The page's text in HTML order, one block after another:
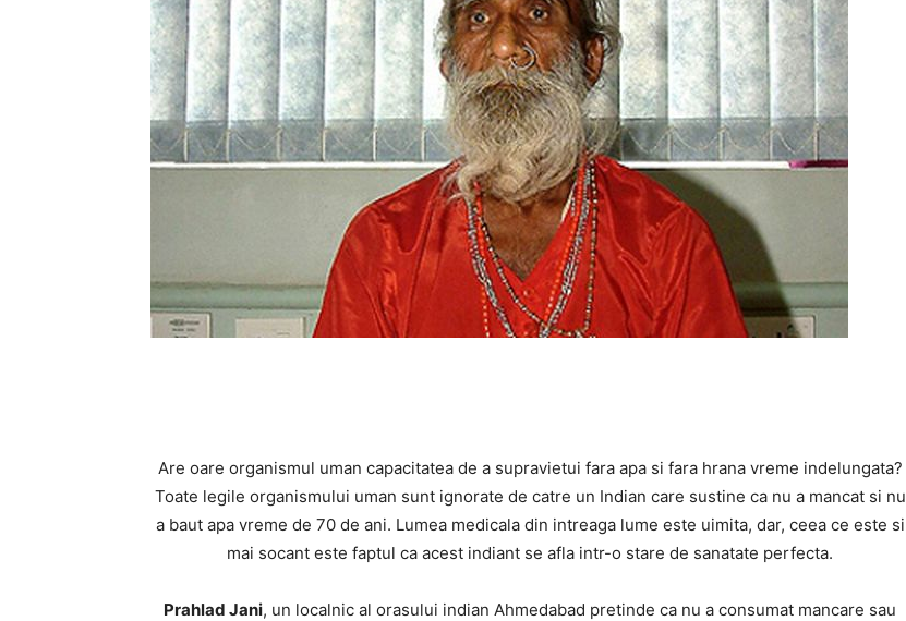
Are oare organismul uman capacitatea de a supravietui fara apa si fara hrana vreme indelungata?
Toate legile organismului uman sunt ignorate de catre un Indian care sustine ca nu a mancat si nu
a baut apa vreme de 70 de ani. Lumea medicala din intreaga lume este uimita, dar, ceea ce este si
mai socant este faptul ca acest indiant se afla intr-o stare de sanatate perfecta.
Prahlad Jani, un localnic al orasului indian Ahmedabad pretinde ca nu a consumat mancare sau